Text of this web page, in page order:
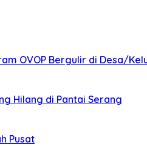
OVOP Bergulir di Desa/
Hilang di Pantai Serang
Pusat